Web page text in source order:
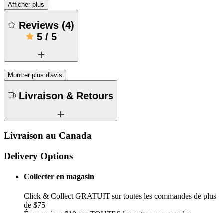
Afficher plus
Reviews (4)
5/ 5
Montrer plus d'avis
Livraison & Retours
Livraison au Canada
Delivery Options
Collecter en magasin
Click & Collect GRATUIT sur toutes les commandes de plus
de $75